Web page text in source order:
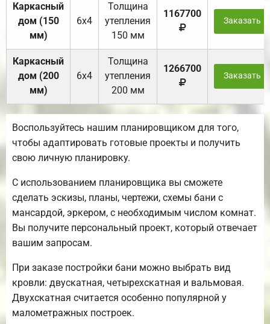
Каркасный
дом (150
мм)
6х4
Толщина
утепления
150 мм
1167700
Заказать
Каркасный
дом (200
мм)
6х4
Толщина
утепления
200 мм
1266700
Заказать
Воспользуйтесь нашим планировщиком для того,
чтобы адаптировать готовые проекты и получить
свою личную планировку.
С использованием планировщика вы сможете
сделать эскизы, планы, чертежи, схемы бани с
мансардой, эркером, с необходимым числом комнат.
Вы получите персональный проект, который отвечает
вашим запросам.
При заказе постройки бани можно выбрать вид
кровли: двускатная, четырехскатная и вальмовая.
Двухскатная считается особенно популярной у
малометражных построек.